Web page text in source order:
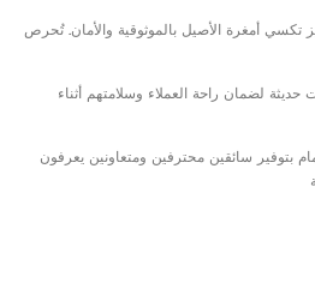
تكسي أمغرة الأصيل بالموثوقية والأمان. تُحرص
لضمان راحة العملاء وسلامتهم أثناء
بتوفير سائقين محترفين ومتعاونين يعرفون